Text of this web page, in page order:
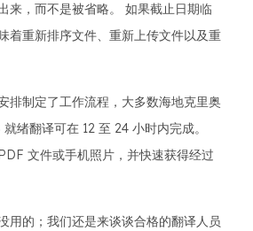
来，而不是被省略。 如果截止日期临
着重新排序文件、重新上传文件以及重
排制定了工作流程，大多数海地克里奥
绪翻译可在 12 至 24 小时内完成。
文件或手机照片，并快速获得经过
用的；我们还是来谈谈合格的翻译人员